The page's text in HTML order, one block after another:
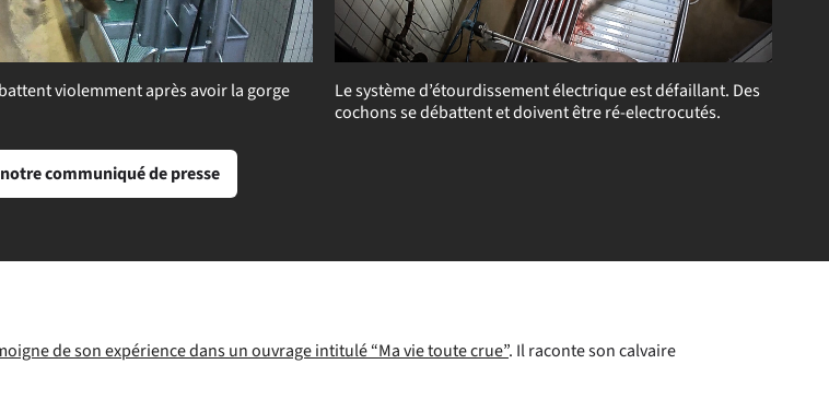
violemment après avoir la gorge
Le système d’étourdissement électrique est défaillant. Des
cochons se débattent et doivent être ré-electrocutés.
communiqué de presse
de son expérience dans un ouvrage intitulé “Ma vie toute crue”. Il raconte son calvaire